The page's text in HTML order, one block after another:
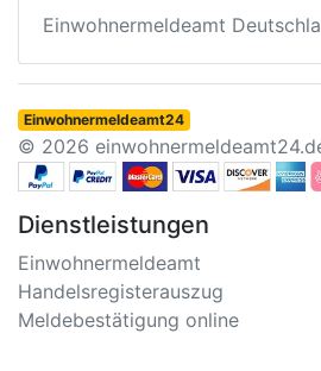
Einwohnermeldeamt
Einwohnermeldeamt24
© 2026
Dienstleistungen
Einwohnermeldeamt
Handelsregisterauszug
Meldebestätigung online